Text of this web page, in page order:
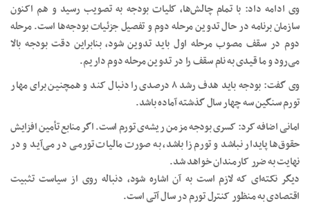
وی ادامه داد: با تمام چالش‌ها، کلیات بودجه به تصویب رسید و هم اکنون
سازمان برنامه در حال تدوین مرحله دوم و تفصیل جزئیات بودجه‌ها است. مرحله
دوم در سقف مصوب مرحله اول باید تدوین شود، بنابراین دقت بودجه بالا
می‌رود و ما قیدی به نام سقف را در تدوین مرحله دوم داریم.
وی گفت: بودجه باید هدف رشد ۸ درصدی را دنبال کند و همچنین برای مهار
تورم سنگین سه چهار سال گذشته آماده باشد.
امانی اضافه کرد: کسری بودجه مزمن ریشه‌ی تورم است. اگر منابع تأمین افزایش
حقوق‌ها پایدار نباشد و تورم زا باشد، به صورت مالیات تورمی در می‌آید و در
نهایت به ضرر کارمندان خواهد شد.
دیگر نکته‌ای که لازم است به آن اشاره شود، دنباله روی از سیاست تثبیت
اقتصادی به منظور کنترل تورم در سال آتی است.